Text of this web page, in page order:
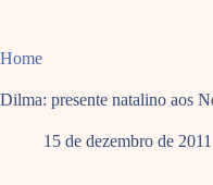
Home
Dilma: presente natalino aos
15 de dezembro de 2011